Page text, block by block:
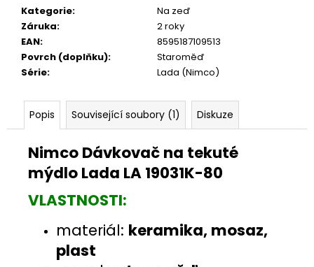
Kategorie:
Na zeď
Záruka:
2 roky
EAN:
8595187109513
Povrch (doplňku):
Staroměď
Série: Lada (Nimco)
Popis Související soubory (1) Diskuze
Nimco Dávkovač na tekuté
mýdlo Lada LA 19031K-80
VLASTNOSTI:
materiál: keramika, mosaz,
plast